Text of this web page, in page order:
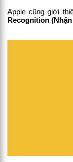
Apple cũng giới
Recognition